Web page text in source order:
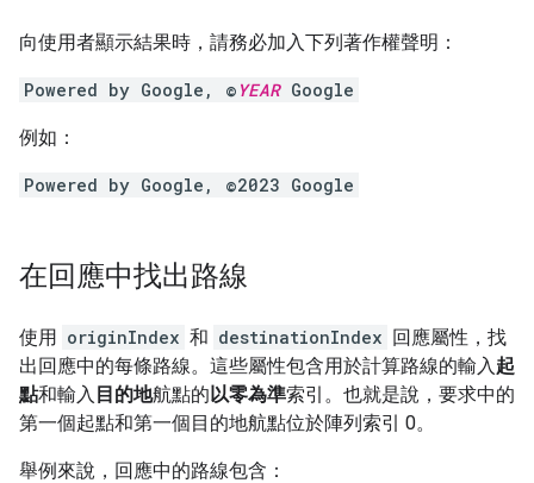
向使用者顯示結果時，請務必加入下列著作權聲明：
Powered by Google, © YEARGoogle
例如：
Powered by Google, ©2023 Google
在回應中找出路線
使用 originIndex 和 destinationIndex 回應屬性，找
出回應中的每條路線。這些屬性包含用於計算路線的輸入起
點和輸入 目的地航點的以零為準索引。也就是說，要求中的
第一個起點和第一個目的地航點位於陣列索引 0。
舉例來說，回應中的路線包含：